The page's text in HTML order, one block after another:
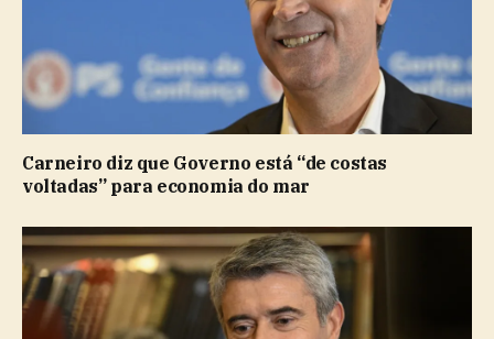
Carneiro diz que Governo está “de costas
voltadas” para economia do mar